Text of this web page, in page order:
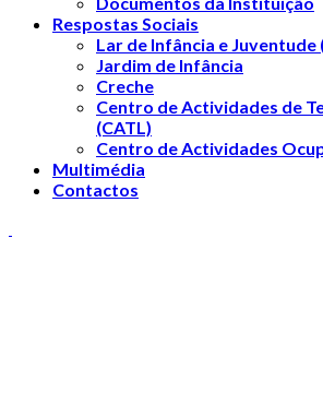
Respostas Sociais
Lar de Infância e Juventude
Jardim de Infância
Creche
Centro de Actividades de
(CATL)
Centro de Actividades
Multimédia
Contactos